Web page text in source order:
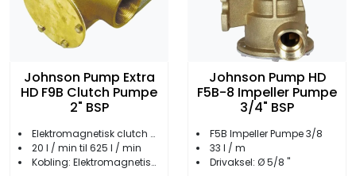
Johnson Pump Extra
HD F9B Clutch Pumpe
2" BSP
Elektromagnetisk clutch pumpe
20 l / min til 625 l / min
Kobling: Elektromagnetisk 12/24 V DC
Johnson Pump HD
F5B-8 Impeller Pumpe
3/4" BSP
F5B Impeller Pumpe 3/8
33 l / m
Drivaksel: Ø 5/8 "